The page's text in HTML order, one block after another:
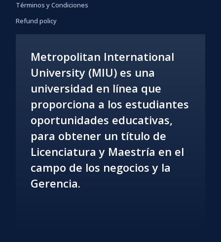
Términos y Condiciones
Refund policy
Metropolitan International
University (MIU) es una
universidad en línea que
proporciona a los estudiantes
oportunidades educativas,
para obtener un título de
Licenciatura y Maestría en el
campo de los negocios y la
Gerencia.